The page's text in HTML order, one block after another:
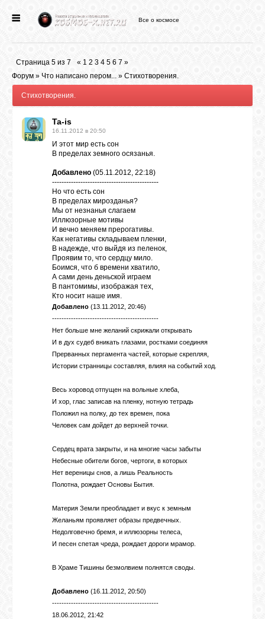
ФОРУМ
Все о космосе
Страница 5 из 7 « 1 2 3 4 5 6 7 »
Форум » Что написано пером... » Стихотворения.
Стихотворения.
Ta-is
16.11.2012 в 20:50
И этот мир есть сон
В пределах земного осязанья.
Добавлено (05.11.2012, 22:18)
---------------------------------------------
Но что есть сон
В пределах мирозданья?
Мы от незнанья слагаем
Иллюзорные мотивы
И вечно меняем прерогативы.
Как негативы складываем пленки,
В надежде, что выйдя из пеленок,
Проявим то, что сердцу мило.
Боимся, что б времени хватило,
А сами день деньской играем
В пантомимы, изображая тех,
Кто носит наше имя.
Добавлено (13.11.2012, 20:46)
---------------------------------------------
Нет больше мне желаний скрижали открывать
И в дух судеб вникать глазами, ростками соединяя
Прерванных пергамента частей, которые скрепляя,
Истории странницы составляя, влияя на событий ход.
Весь хоровод отпущен на вольные хлеба,
И хор, глас записав на пленку, нотную тетрадь
Положил на полку, до тех времен, пока
Человек сам дойдет до верхней точки.
Сердец врата закрыты, и на многие часы забыты
Небесные обители богов, чертоги, в которых
Нет вереницы снов, а лишь Реальность
Полотна, рождает Основы Бытия.
Материя Земли преобладает и вкус к земным
Желаньям проявляет образы предвечных.
Недолговечно бремя, и иллюзорны телеса,
И песен спетая чреда, рождает дороги мрамор.
В Храме Тишины безмолвием полнятся своды.
Добавлено (16.11.2012, 20:50)
---------------------------------------------
18.06.2012, 21:42